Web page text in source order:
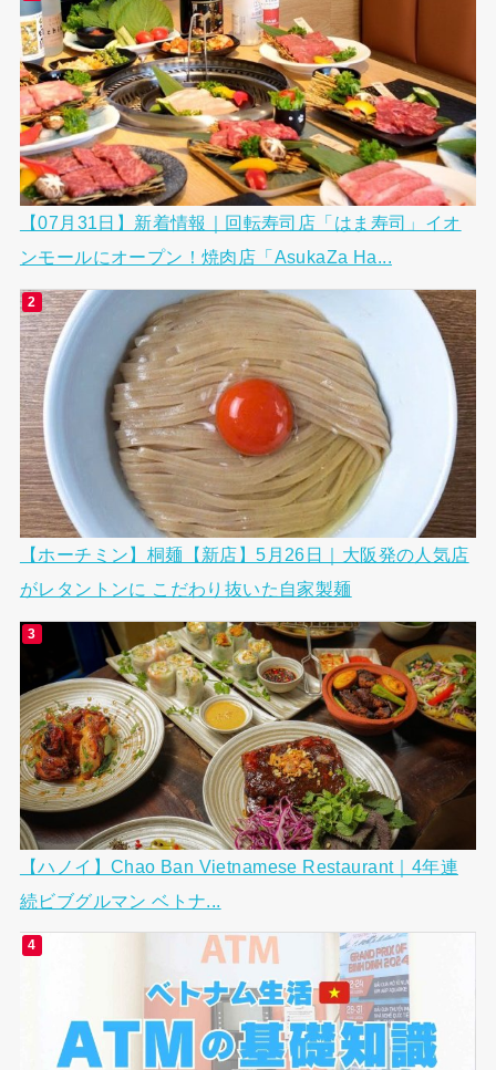
【07月31日】新着情報｜回転寿司店「はま寿司」イオ
ンモールにオープン！焼肉店「AsukaZa Ha...
【ホーチミン】桐麺【新店】5月26日｜大阪発の人気店
がレタントンに こだわり抜いた自家製麺
【ハノイ】Chao Ban Vietnamese Restaurant｜4年連
続ビブグルマン ベトナ...